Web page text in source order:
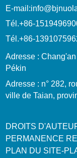
E-mail:
Tél.+86-
Tél.+86-
Adresse :
Pékin
Adresse : n° 282,
ville de Taian,
DROITS
PERMANENCE
PLAN DU SITE-